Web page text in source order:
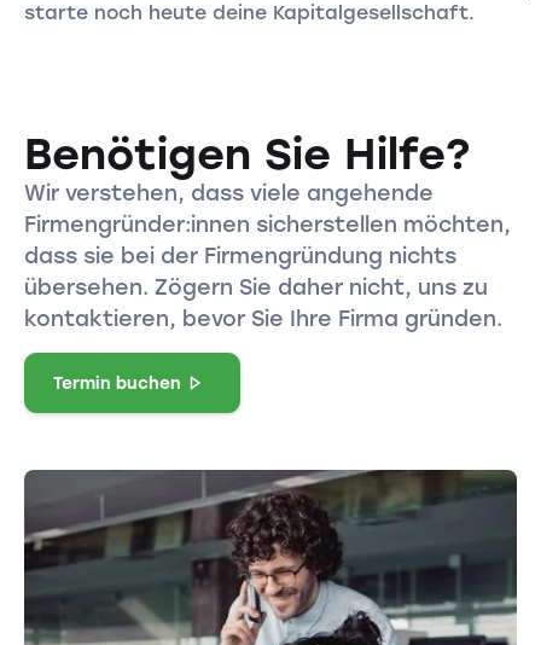
starte noch heute deine Kapitalgesellschaft.
Benötigen Sie Hilfe?
Wir verstehen, dass viele angehende
Firmengründer:innen sicherstellen möchten,
dass sie bei der Firmengründung nichts
übersehen. Zögern Sie daher nicht, uns zu
kontaktieren, bevor Sie Ihre Firma gründen.
Termin buchen